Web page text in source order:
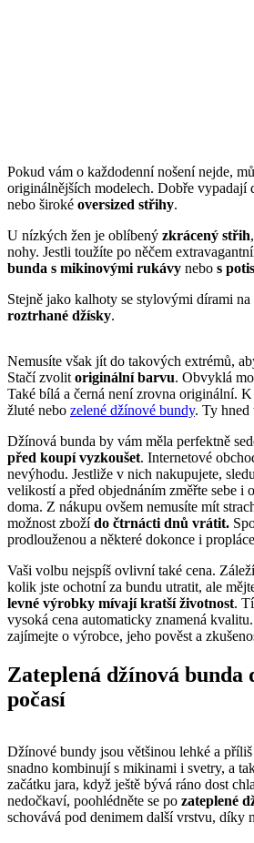
Pokud vám o každodenní nošení nejde,
originálnějších modelech. Dobře vypadají
nebo široké oversized střihy.
U nízkých žen je oblíbený zkrácený střih
nohy. Jestli toužíte po něčem
bunda s mikinovými rukávy nebo s
Stejně jako kalhoty se stylovými dírami
roztrhané džísky.
Nemusíte však jít do takových extrémů,
Stačí zvolit originální barvu. Obvyklá
Také bílá a černá není zrovna originální.
žluté nebo zelené džínové bundy. Ty hned
Džínová bunda by vám měla perfektně
před koupí vyzkoušet. Internetové
nevýhodu. Jestliže v nich nakupujete,
velikostí a před objednáním změřte sebe i
doma. Z nákupu ovšem nemusíte mít
možnost zbožído čtrnácti dnů vrátit.
prodlouženou a některé dokonce i
Vaši volbu nejspíš ovlivní také cena.
kolik jste ochotní za bundu utratit, ale
levné výrobky mívají kratší životnost.
vysoká cena automaticky znamená
zajímejte o výrobce, jeho pověst a
Zateplená džínová bunda
počasí
Džínové bundy jsou většinou lehké a příliš
snadno kombinují s mikinami i svetry, a
začátku jara, když ještě bývá ráno dost
nedočkaví, poohlédněte se po zateplené
schovává pod denimem další vrstvu, díky